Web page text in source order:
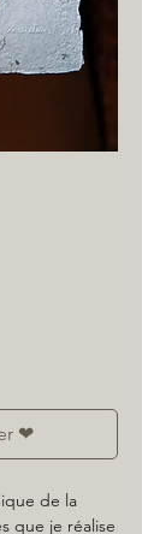
❤
de la
que je réalise